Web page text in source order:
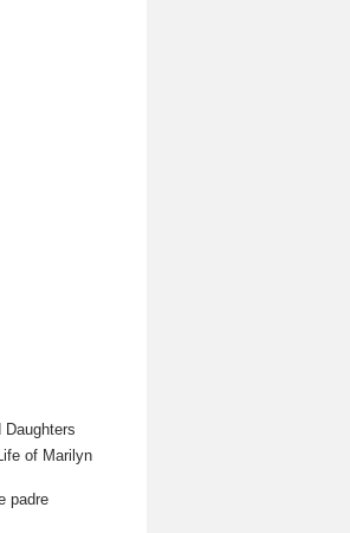
Daughters
of Marilyn
padre